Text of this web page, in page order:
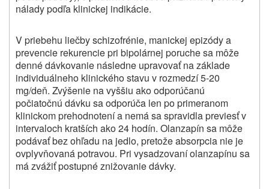
nálady podľa klinickej indikácie.
V priebehu liečby schizofrénie, manickej epizódy a
prevencie rekurencie pri bipolárnej poruche sa môže
denné dávkovanie následne upravovať na základe
individuálneho klinického stavu v rozmedzí 5-20
mg/deň. Zvýšenie na vyššiu ako odporúčanú
počiatočnú dávku sa odporúča len po primeranom
klinickom prehodnotení a nemá sa spravidla previesť v
intervaloch kratších ako 24 hodín. Olanzapín sa môže
podávať bez ohľadu na jedlo, pretože absorpcia nie je
ovplyvňovaná potravou. Pri vysadzovaní olanzapínu sa
má zvážiť postupné znižovanie dávky.